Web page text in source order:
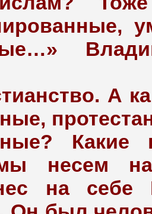
А
Какие
несем
на себе